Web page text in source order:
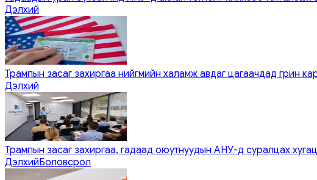
Дэлхий
Трампын засаг захиргаа нийгмийн халамж авдаг цагаачдад грин
Дэлхий
Трампын засаг захиргаа, гадаад оюутнуудын АНУ-д суралцах
ДэлхийБоловсрол